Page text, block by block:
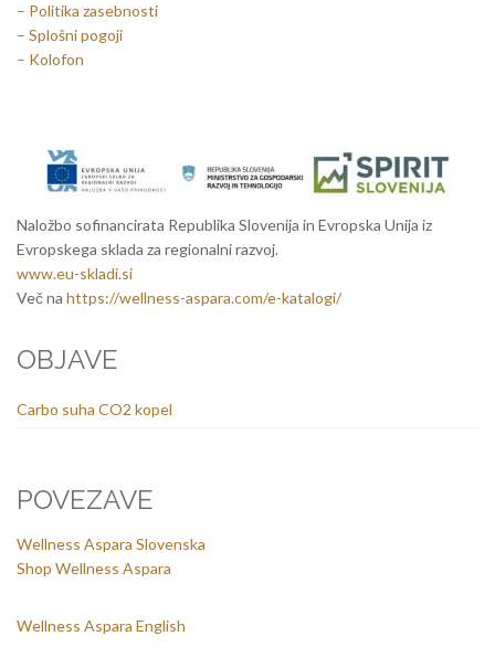
– Politika zasebnosti
– Splošni pogoji
– Kolofon
Naložbo sofinancirata Republika Slovenija in Evropska Unija iz
Evropskega sklada za regionalni razvoj.
www.eu-skladi.si
Več na https://wellness-aspara.com/e-katalogi/
OBJAVE
Carbo suha CO2 kopel
POVEZAVE
Wellness Aspara Slovenska
Shop Wellness Aspara
Wellness Aspara English